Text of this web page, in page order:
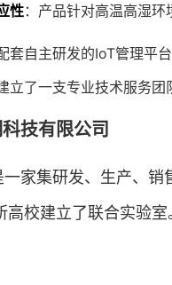
性：产品针对高温高湿环
套自主研发的IoT管理平
立了一支专业技术服务团
技有限公司
一家集研发、生产、
校建立了联合实验室